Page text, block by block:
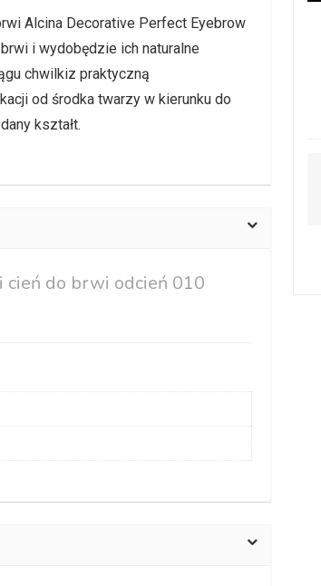
Alcina Decorative Perfect Eyebrow
i wydobędzie ich naturalne
chwilkiz praktyczną
od środka twarzy w kierunku do
kształt.
do brwi odcień 010